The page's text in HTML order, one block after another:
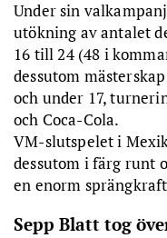
Under sin
utökning av antalet
16 till 24 (48 i
dessutom
och under 17,
och Coca-Cola.
VM-slutspelet i
dessutom i färg runt
en enorm
Sepp Blatt tog